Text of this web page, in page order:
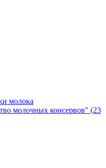
молока
молочных консервов" (23